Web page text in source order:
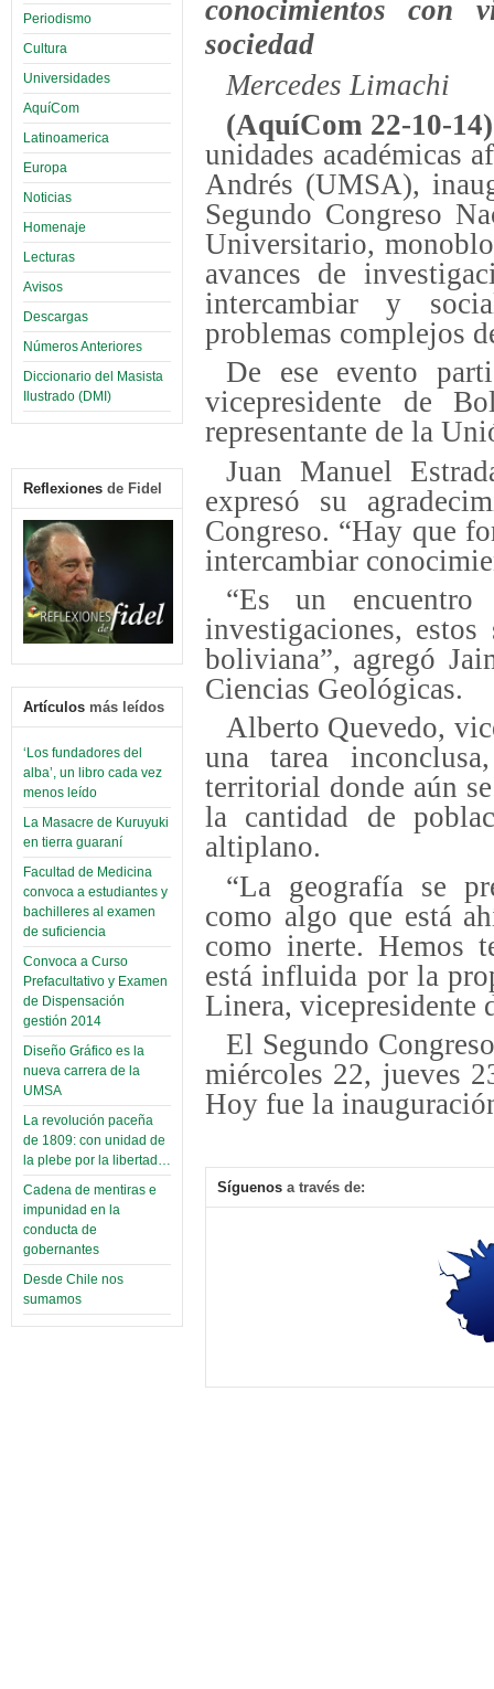
Periodismo
Cultura
Universidades
AquíCom
Latinoamerica
Europa
Noticias
Homenaje
Lecturas
Avisos
Descargas
Números Anteriores
Diccionario del Masista
Ilustrado (DMI)
Reflexiones de Fidel
Artículos más leídos
‘Los fundadores del
alba’, un libro cada vez
menos leído
La Masacre de Kuruyuki
en tierra guaraní
Facultad de Medicina
convoca a estudiantes y
bachilleres al examen
de suficiencia
Convoca a Curso
Prefacultativo y Examen
de Dispensación
gestión 2014
Diseño Gráfico es la
nueva carrera de la
UMSA
La revolución paceña
de 1809: con unidad de
la plebe por la libertad…
Cadena de mentiras e
impunidad en la
conducta de
gobernantes
Desde Chile nos
sumamos
conocimientos con
sociedad
Mercedes Limachi
(AquíCom 22-10-
unidades académicas
Andrés (UMSA),
Segundo Congreso
Universitario,
avances de
intercambiar y
problemas complejos
De ese evento
vicepresidente de
representante de la
Juan Manuel
expresó su
Congreso. “Hay que
intercambiar
“Es un
investigaciones,
boliviana”, agregó
Ciencias Geológicas.
Alberto Quevedo,
una tarea
territorial donde aún
la cantidad de
altiplano.
“La geografía se
como algo que está
como inerte. Hemos
está influida por la
Linera, vicepresidente
El Segundo
miércoles 22, jueves
Hoy fue la
Síguenos a través de: